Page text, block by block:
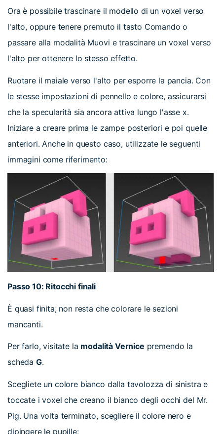
Ora è possibile trascinare il modello di un voxel verso
l'alto, oppure tenere premuto il tasto Comando o
passare alla modalità Muovi e trascinare un voxel verso
l'alto per ottenere lo stesso effetto.
Ruotare il maiale verso l'alto per esporre la pancia. Con
le stesse impostazioni di pennello e colore, assicurarsi
che la specularità sia ancora attiva lungo l'asse x.
Iniziare a creare prima le zampe posteriori e poi quelle
anteriori. Anche in questo caso, utilizzate le seguenti
immagini come riferimento:
Passo 10: Ritocchi finali
È quasi finita; non resta che colorare le sezioni
mancanti.
Per farlo, visitate la modalità Vernice premendo la
scheda G.
Scegliete un colore bianco dalla tavolozza di sinistra e
toccate i voxel che creano il bianco degli occhi del Mr.
Pig. Una volta terminato, scegliere il colore nero e
dipingere le pupille: